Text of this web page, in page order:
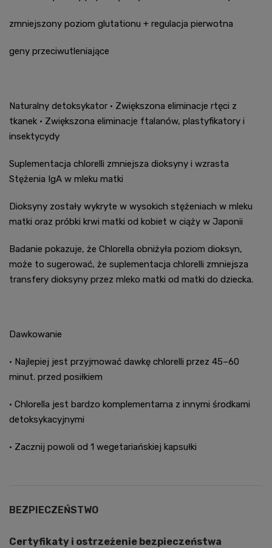
zmniejszony poziom glutationu + regulacja pierwotna
geny przeciwutleniające
Naturalny detoksykator • Zwiększona eliminacje rtęci z
tkanek • Zwiększona eliminacje ftalanów, plastyfikatory i
insektycydy
Suplementacja chlorelli zmniejsza dioksyny i wzrasta
Stężenia IgA w mleku matki
Dioksyny zostały wykryte w wysokich stężeniach w mleku
matki oraz próbki krwi matki od kobiet w ciąży w Japonii
Badanie pokazuje, że Chlorella obniżyła poziom dioksyn,
może to sugerować, że suplementacja chlorelli zmniejsza
transfery dioksyny przez mleko matki od matki do dziecka.
Dawkowanie
• Najlepiej jest przyjmować dawkę chlorelli przez 45–60
minut. przed posiłkiem
• Chlorella jest bardzo komplementarna z innymi środkami
detoksykacyjnymi
• Zacznij powoli od 1 wegetariańskiej kapsułki
BEZPIECZEŃSTWO
Certyfikaty i ostrzeżenie bezpieczeństwa